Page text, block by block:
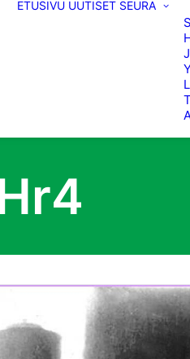
ETUSIVU UUTISET SEURA
880921" data-
uploads/2024/10/Hr4-